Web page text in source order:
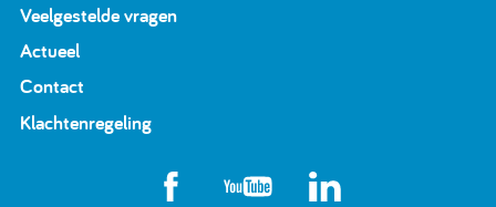
Veelgestelde vragen
Actueel
Contact
Klachtenregeling